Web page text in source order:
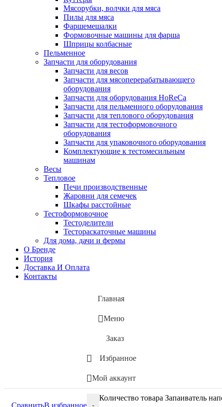
Мясорубки, волчки для мяса
Пилы для мяса
Фаршемешалки
Формовочные машины для фарша
Шприцы колбасные
Пельменное
Запчасти для оборудования
Запчасти для весов
Запчасти для мясоперерабатывающего
оборудования
Запчасти для оборудования HoReCa
Запчасти для пельменного оборудования
Запчасти для теплового оборудования
Запчасти для тестоформовочного
оборудования
Запчасти для упаковочного оборудования
Комплектующие к тестомесильным
машинам
Весы
Тепловое
Печи производственные
Жаровни для семечек
Шкафы расстойные
Тестоформовочное
Тестоделители
Тестораскаточные машины
Для дома, дачи и фермы
О Бренде
История
Доставка И Оплата
Контакты
Главная
Меню
Заказ
Избранное
Мой аккаунт
СравнитьВ избранное -
Количество товара Запаиватель